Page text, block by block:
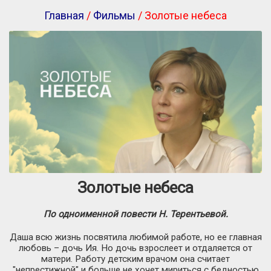
Главная / Фильмы / Золотые небеса
Золотые небеса
По одноименной повести Н. Терентьевой.
Даша всю жизнь посвятила любимой работе, но ее главная
любовь – дочь Ия. Но дочь взрослеет и отдаляется от
матери. Работу детским врачом она считает